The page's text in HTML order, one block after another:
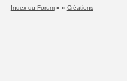
Index du Forum» » Créations